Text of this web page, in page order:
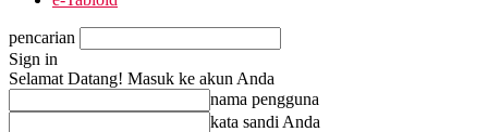
pencarian
Sign in
Selamat Datang! Masuk ke akun Anda
nama pengguna
kata sandi Anda